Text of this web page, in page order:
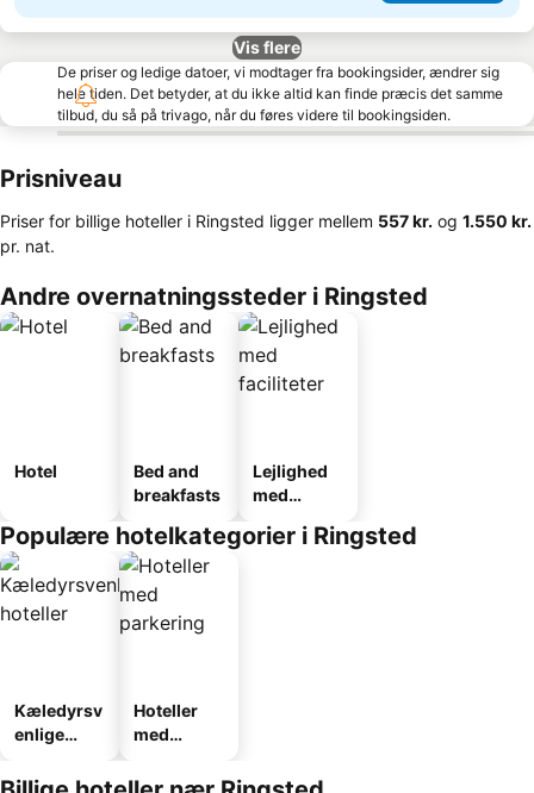
Vis flere
De priser og ledige datoer, vi modtager fra bookingsider, ændrer sig
hele tiden. Det betyder, at du ikke altid kan finde præcis det samme
tilbud, du så på trivago, når du føres videre til bookingsiden.
Prisniveau
Priser for billige hoteller i Ringsted ligger mellem ‎557 kr. og ‎1.550 kr.
pr. nat.
Andre overnatningssteder i Ringsted
Hotel
Bed and
breakfasts
Lejlighed
med
Populære hotelkategorier i Ringsted
Kæledyrsv
enlige
Hoteller
med